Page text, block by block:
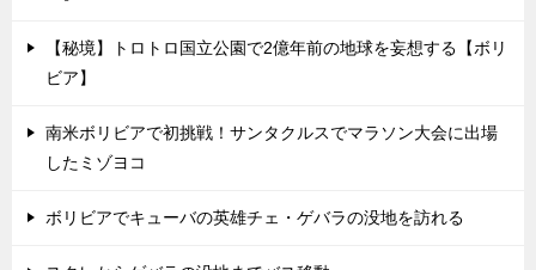
【秘境】トロトロ国立公園で2億年前の地球を妄想する【ボリ
ビア】
南米ボリビアで初挑戦！サンタクルスでマラソン大会に出場
したミゾヨコ
ボリビアでキューバの英雄チェ・ゲバラの没地を訪れる